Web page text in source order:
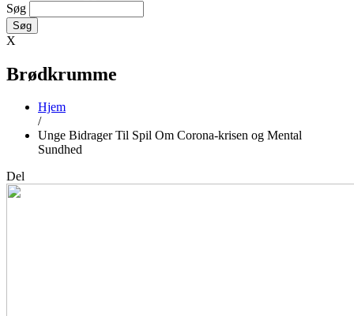
Søg
X
Brødkrumme
Hjem
/
Unge Bidrager Til Spil Om Corona-krisen og Mental
Sundhed
Del